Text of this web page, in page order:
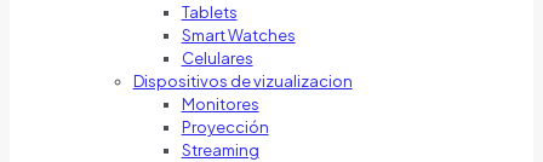
Tablets
Smart Watches
Celulares
Dispositivos de vizualizacion
Monitores
Proyección
Streaming